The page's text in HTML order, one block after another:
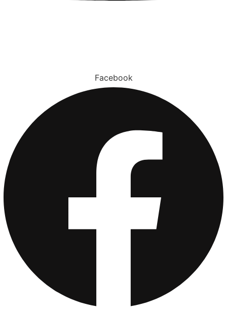
Facebook